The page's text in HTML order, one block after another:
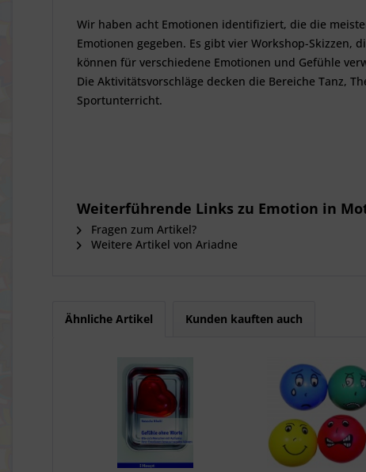
Wir haben acht Emotionen identifiziert, die die
Emotionen gegeben. Es gibt vier Workshop-
können für verschiedene Emotionen und Gefühle
Die Aktivitätsvorschläge decken die Bereiche Tanz,
Sportunterricht.
Weiterführende Links zu Emotion in
Fragen zum Artikel?
Weitere Artikel von Ariadne
Ähnliche Artikel Kunden kauften auch